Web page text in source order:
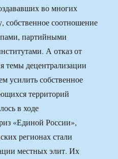
во многих
собственное соотношение
партийными
А отказ от
темы децентрализации
усилить собственное
территорий
в ходе
«Единой России»,
регионах стали
местных элит. Их